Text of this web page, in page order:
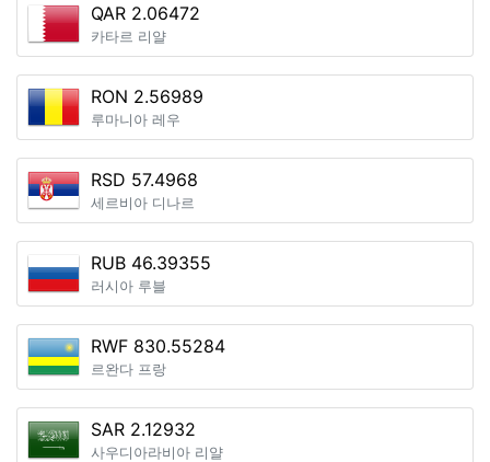
QAR 2.06472
카타르 리얄
RON 2.56989
루마니아 레우
RSD 57.4968
세르비아 디나르
RUB 46.39355
러시아 루블
RWF 830.55284
르완다 프랑
SAR 2.12932
사우디아라비아 리얄